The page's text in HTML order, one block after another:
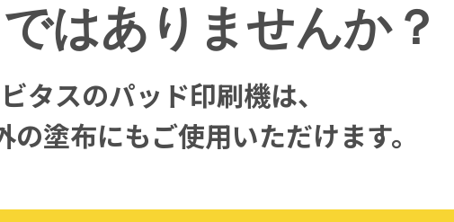
はありませんか？
タスのパッド印刷機は、
の塗布にもご使用いただけます。